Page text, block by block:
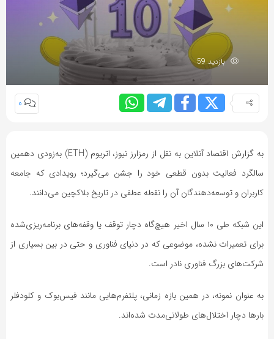
بازدید 59
0
به گزارش اقتصاد آنلاین به نقل از رمزارز نیوز، اتریوم (ETH) به‌زودی دهمین
سالگرد فعالیت بدون قطعی خود را جشن می‌گیرد؛ رویدادی که جامعه
کاربران و توسعه‌دهندگان آن را نقطه عطفی در تاریخ بلاکچین می‌دانند.
این شبکه طی ۱۰ سال اخیر هیچ‌گاه دچار توقف یا وقفه‌های برنامه‌ریزی‌شده
برای تعمیرات نشده، موضوعی که در دنیای فناوری و حتی در بین بسیاری از
شرکت‌های بزرگ فناوری نادر است.
به عنوان نمونه، در همین بازه زمانی، پلتفرم‌هایی مانند فیس‌بوک و کلودفلر
بار‌ها دچار اختلال‌های طولانی‌مدت شده‌اند.